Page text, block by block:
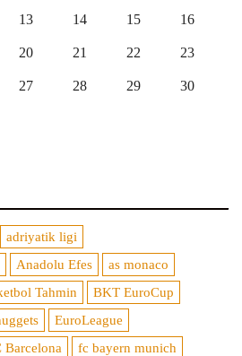
13 14 15 16
20 21 22 23
27 28 29 30
adriyatik ligi
Anadolu Efes
as monaco
Tahmin
BKT EuroCup
EuroLeague
Barcelona
fc bayern munich